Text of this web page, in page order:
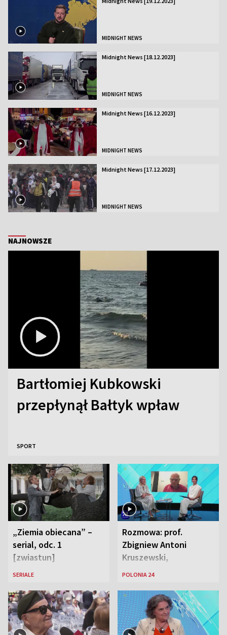
MIDNIGHT NEWS
Midnight News [18.12.2023]
MIDNIGHT NEWS
Midnight News [16.12.2023]
MIDNIGHT NEWS
Midnight News [17.12.2023]
MIDNIGHT NEWS
NAJNOWSZE
Bartłomiej Kubkowski
przepłynął Bałtyk wpław
SPORT
„Ziemia obiecana” –
serial, odc. 1
[zwiastun]
SERIALE
Rozmowa: prof.
Zbigniew Antoni
Kruszewski,
Powstaniec
Zaryan, piosenkarka
POLONIA 24